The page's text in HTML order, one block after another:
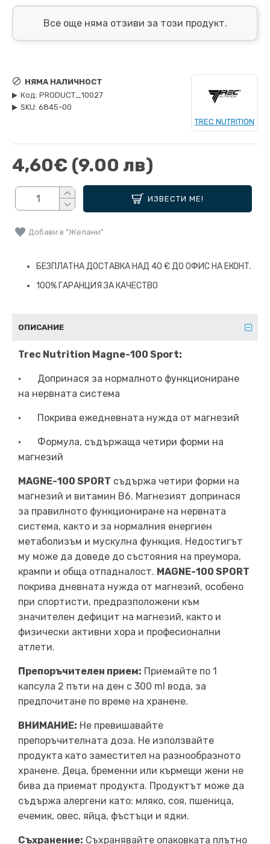
Все още няма отзиви за този продукт.
4,60€ (9.00 лв)
НЯМА НАЛИЧНОСТ
Код: PRODUCT_10027
SKU: 6845-00
TREC NUTRITION
ИЗВЕСТИ МЕ!
Добави в "Желани"
БЕЗПЛАТНА ДОСТАВКА НАД 40 € ДО ОФИС НА ЕКОНТ.
100% ГАРАНЦИЯ ЗА КАЧЕСТВО
ОПИСАНИЕ
Trec Nutrition Magne-100 Sport:
•
Допринася за нормалното функциониране
на нервната система
• Покрива ежедневната нужда от магнезий
•
Формула, съдържаща четири форми на
магнезий
MAGNE-100 SPORT съдържа четири форми на
магнезий и витамин B6. Магнезият допринася
за правилното функциониране на нервната
система, както и за нормалния енергиен
метаболизъм и мускулна функция. Недостигът
му може да доведе до състояния на преумора,
крампи и обща отпадналост. MAGNE-100 SPORT
покрива дневната нужда от магнезий, особено
при спортисти, предразположени към
значителен дефицит на магнезий, както и
физически активни хора и професионални
атлети.
Препоръчителен прием: Приемайте по 1
капсула 2 пъти на ден с 300 ml вода, за
предпочитане по време на хранене.
ВНИМАНИЕ: Не превишавайте
препоръчителната доза. Не използвайте
продукта като заместител на разнообразното
хранене. Деца, бременни или кърмещи жени не
бива да приемат продукта. Продуктът може да
съдържа алергени като: мляко, соя, пшеница,
ечемик, овес, яйца, фъстъци и ядки.
Съхранение: Съхранявайте опаковката плътно